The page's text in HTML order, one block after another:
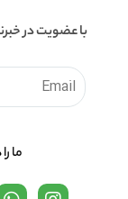
ما
با عضویت در